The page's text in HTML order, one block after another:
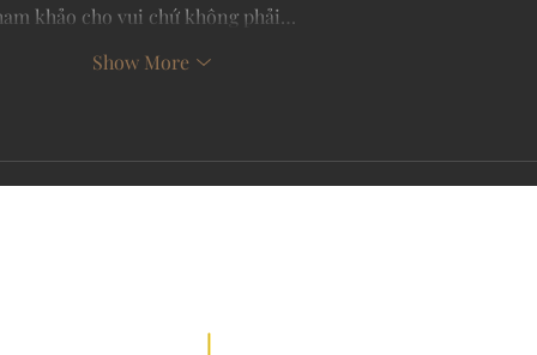
khảo cho vui chứ không phải…
Show More